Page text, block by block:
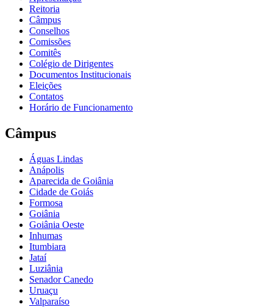
Reitoria
Câmpus
Conselhos
Comissões
Comitês
Colégio de Dirigentes
Documentos Institucionais
Eleições
Contatos
Horário de Funcionamento
Câmpus
Águas Lindas
Anápolis
Aparecida de Goiânia
Cidade de Goiás
Formosa
Goiânia
Goiânia Oeste
Inhumas
Itumbiara
Jataí
Luziânia
Senador Canedo
Uruaçu
Valparaíso